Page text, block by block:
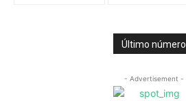
Último número
- Advertisement -